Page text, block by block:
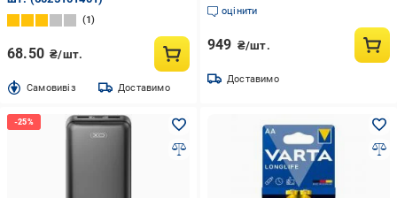
1
68.50 ₴/шт.
Cамовивіз Доставимо
USB-C Cable чорний
оцінити
949 ₴/шт.
Доставимо